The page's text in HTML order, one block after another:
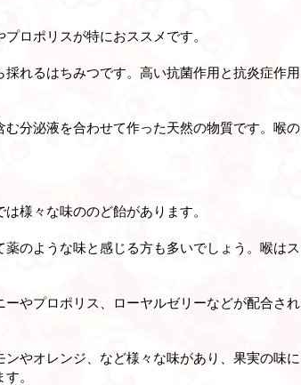
ロポリスが特におススメです。
れるはちみつです。高い抗菌作用と抗炎症作用
分泌液を合わせて作った天然の物質です。喉の
様々な味ののど飴があります。
のような味と感じる方も多いでしょう。喉はス
やプロポリス、ローヤルゼリーなどが配合され
やオレンジ、など様々な味があり、果実の味に
。